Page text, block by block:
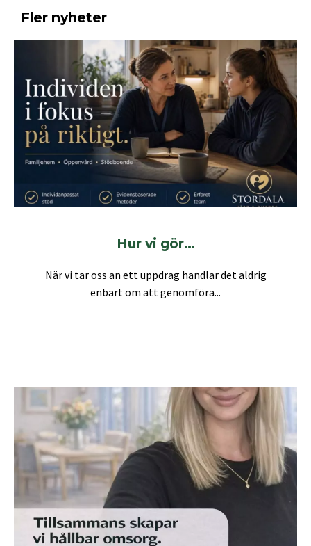
Fler nyheter
Hur vi gör…
När vi tar oss an ett uppdrag handlar det aldrig
enbart om att genomföra...